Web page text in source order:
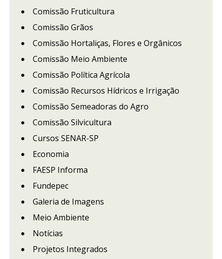
Comissão Fruticultura
Comissão Grãos
Comissão Hortaliças, Flores e Orgânicos
Comissão Meio Ambiente
Comissão Política Agrícola
Comissão Recursos Hídricos e Irrigação
Comissão Semeadoras do Agro
Comissão Silvicultura
Cursos SENAR-SP
Economia
FAESP Informa
Fundepec
Galeria de Imagens
Meio Ambiente
Notícias
Projetos Integrados